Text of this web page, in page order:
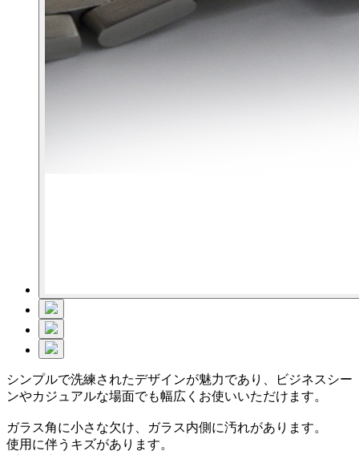
シンプルで洗練されたデザインが魅力であり、ビジネスシー
ンやカジュアルな場面でも幅広くお使いいただけます。
ガラス角に小さな欠け、ガラス内側に汚れがあります。
使用に伴うキズがあります。